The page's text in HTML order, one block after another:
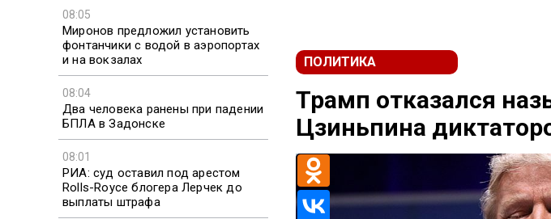
08:05
Миронов предложил установить
фонтанчики с водой в аэропортах
и на вокзалах
08:04
Два человека ранены при падении
БПЛА в Задонске
08:01
РИА: суд оставил под арестом
Rolls-Royce блогера Лерчек до
выплаты штрафа
ПОЛИТИКА
Трамп отказался
Цзиньпина